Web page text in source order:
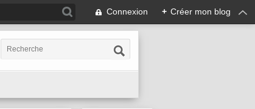
Connexion + Créer mon blog